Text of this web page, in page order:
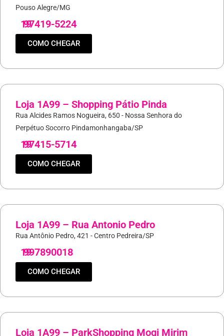
Pouso Alegre/MG
19
97419-5224
COMO CHEGAR
Loja 1A99 – Shopping Pátio Pinda
Rua Alcides Ramos Nogueira, 650 - Nossa Senhora do
Perpétuo Socorro Pindamonhangaba/SP
19
97415-5714
COMO CHEGAR
Loja 1A99 – Rua Antonio Pedro
Rua Antônio Pedro, 421 - Centro Pedreira/SP
19
997890018
COMO CHEGAR
Loja 1A99 – ParkShopping Mogi Mirim